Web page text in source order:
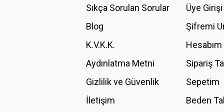
Ürün fiyatı diğer sitelerden daha pahalı.
Bu ürüne benzer farklı alternatifler olmalı.
Sıkça Sorulan Sorular
Blog
K.V.K.K.
Aydınlatma Metni
Gizlilik ve Güvenlik
İletişim
Üye Girişi
Şifremi
Hesabım
Sipariş
Sepetim
Beden